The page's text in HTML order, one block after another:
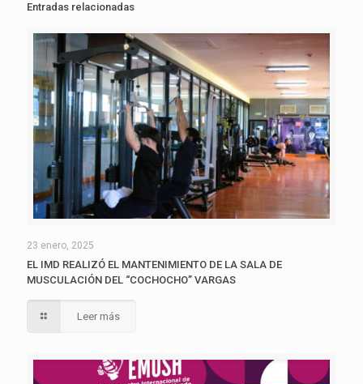
Entradas relacionadas
23 enero, 2025
EL IMD REALIZÓ EL MANTENIMIENTO DE LA SALA DE
MUSCULACIÓN DEL “COCHOCHO” VARGAS
Leer más